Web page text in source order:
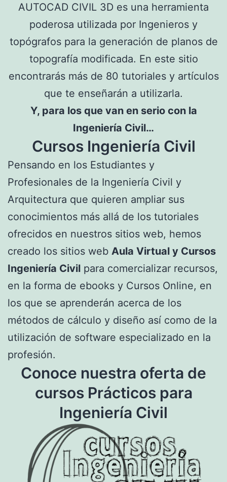
AUTOCAD CIVIL 3D es una herramienta
poderosa utilizada por Ingenieros y
topógrafos para la generación de planos de
topografía modificada. En este sitio
encontrarás más de 80 tutoriales y artículos
que te enseñarán a utilizarla.
Y, para los que van en serio con la
Ingeniería Civil…
Cursos Ingeniería Civil
Pensando en los Estudiantes y
Profesionales de la Ingeniería Civil y
Arquitectura que quieren ampliar sus
conocimientos más allá de los tutoriales
ofrecidos en nuestros sitios web, hemos
creado los sitios web Aula Virtual y Cursos
Ingeniería Civil para comercializar recursos,
en la forma de ebooks y Cursos Online, en
los que se aprenderán acerca de los
métodos de cálculo y diseño así como de la
utilización de software especializado en la
profesión.
Conoce nuestra oferta de
cursos Prácticos para
Ingeniería Civil